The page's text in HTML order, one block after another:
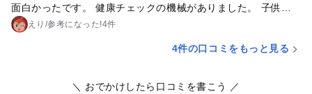
面白かったです。 健康チェックの機械がありました。 子供に
は難しい内容かもしれませんが、大人が説明すれば大丈夫で
えり /参考に なった!4件
4件の口コミをもっと見る
＼ おでかけしたら口コミを書こう ／